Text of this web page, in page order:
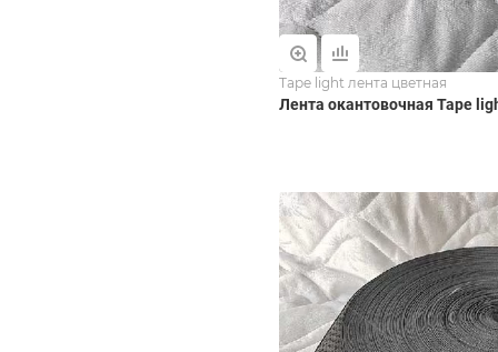
Tape light лента цветная
Лента окантовочная Tape